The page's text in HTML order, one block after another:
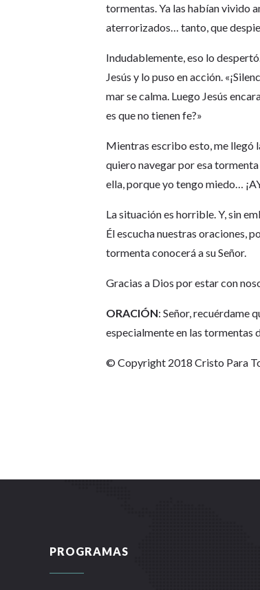
tormentas. Ya las habían vivido
aterrorizados… tanto, que
Indudablemente, eso lo
Jesús y lo puso en acción.
mar se calma. Luego Jesús
es que no tienen fe?»
Mientras escribo esto, me llegó
quiero navegar por esa
ella, porque yo tengo miedo…
La situación es horrible. Y, sin
Él escucha nuestras oraciones,
tormenta conocerá a su Señor.
Gracias a Dios por estar con
ORACIÓN: Señor, recuérdame
especialmente en las tormentas
© Copyright 2018 Cristo Para
PROGRAMAS